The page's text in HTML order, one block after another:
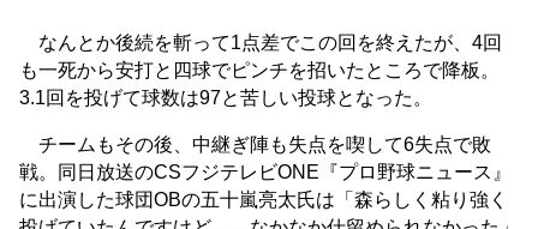
なんとか後続を斬って1点差でこの回を終えたが、4回
も一死から安打と四球でピンチを招いたところで降板。
3.1回を投げて球数は97と苦しい投球となった。
チームもその後、中継ぎ陣も失点を喫して6失点で敗
戦。同日放送のCSフジテレビONE『プロ野球ニュース』
に出演した球団OBの五十嵐亮太氏は「森らしく粘り強く